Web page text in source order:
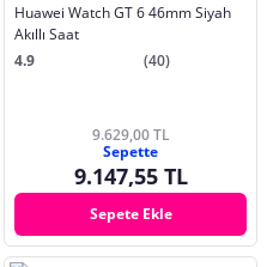
Huawei Watch GT 6 46mm Siyah
Akıllı Saat
4.9
(40)
9.629,00 TL
Sepette
9.147,55 TL
Sepete Ekle